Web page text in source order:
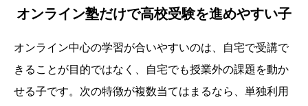
オンライン塾だけで高校受験を進めやすい子
オンライン中心の学習が合いやすいのは、自宅で受講で
きることが目的ではなく、自宅でも授業外の課題を動か
せる子です。次の特徴が複数当てはまるなら、単独利用